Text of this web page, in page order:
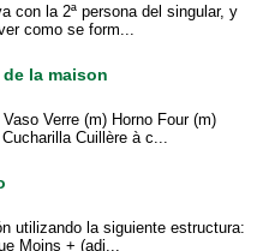
con la 2ª persona del singular, y
como se form...
la maison
Verre (m) Horno Four (m)
Cuillère à c...
utilizando la siguiente estructura:
Moins + (adj...